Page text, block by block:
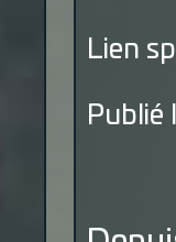
Lien
Publié